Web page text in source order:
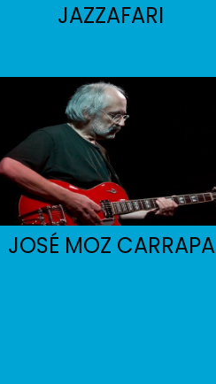
JAZZAFARI
JOSÉ MOZ CARRAPA